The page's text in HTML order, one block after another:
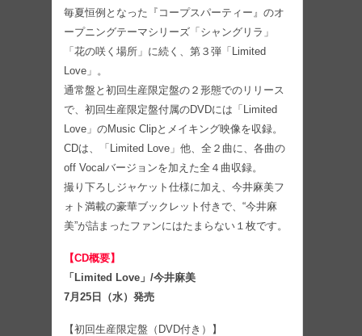
毎夏恒例となった『コープスパーティー』のオ
ープニングテーマシリーズ「シャングリラ」
「花の咲く場所」に続く、第３弾「Limited
Love」。
通常盤と初回生産限定盤の２形態でのリリース
で、初回生産限定盤付属のDVDには「Limited
Love」のMusic Clipとメイキング映像を収録。
CDは、「Limited Love」他、全２曲に、各曲の
off Vocalバージョンを加えた全４曲収録。
撮り下ろしジャケット仕様に加え、今井麻美フ
ォト満載の豪華ブックレット付きで、“今井麻
美”が詰まったファンにはたまらない１枚です。
【CD概要】
「Limited Love」/今井麻美
7月25日（水）発売
【初回生産限定盤（DVD付き）】